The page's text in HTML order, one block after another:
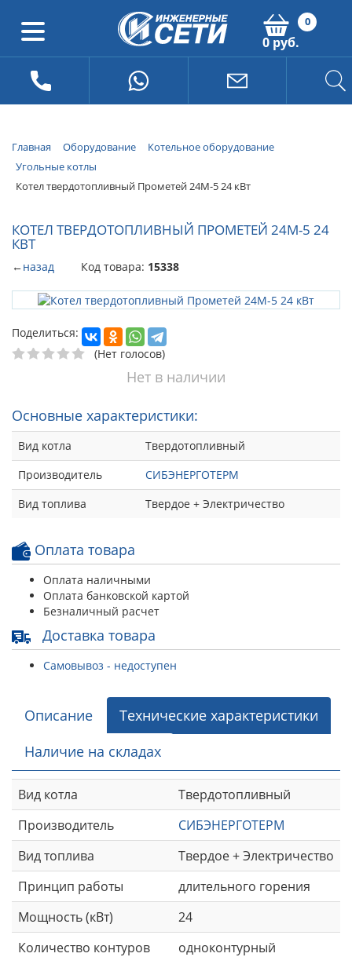
0
0 руб.
Главная Оборудование
Котельное оборудование
Угольные котлы
Котел твердотопливный Прометей 24М-5 24 кВт
КОТЕЛ ТВЕРДОТОПЛИВНЫЙ ПРОМЕТЕЙ 24М-5 24
КВТ
←назад Код товара: 15338
Поделиться:
(Нет голосов)
Нет в наличии
Основные характеристики:
Вид котла
Твердотопливный
Производитель
СИБЭНЕРГОТЕРМ
Вид топлива
Твердое + Электричество
Оплата товара
Оплата наличными
Оплата банковской картой
Безналичный расчет
Доставка товара
Самовывоз - недоступен
Описание
Технические характеристики
Наличие на складах
Вид котла
Твердотопливный
Производитель
СИБЭНЕРГОТЕРМ
Вид топлива
Твердое + Электричество
Принцип работы
длительного горения
Мощность (кВт)
24
Количество контуров
одноконтурный